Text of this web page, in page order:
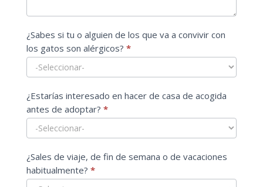
¿Sabes si tu o alguien de los que va a convivir con
los gatos son alérgicos? *
¿Estarías interesado en hacer de casa de acogida
antes de adoptar? *
¿Sales de viaje, de fin de semana o de vacaciones
habitualmente? *